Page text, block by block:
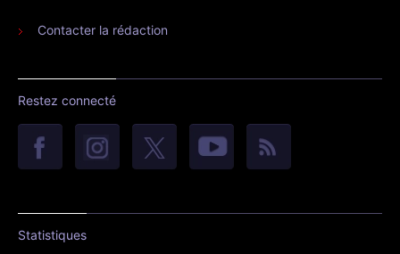
Contacter la rédaction
Restez connecté
Statistiques